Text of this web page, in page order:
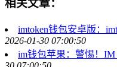
相关文章：
imtoken钱包安卓版：
2026-01-30 07:00:50
im钱包苹果：警惕！